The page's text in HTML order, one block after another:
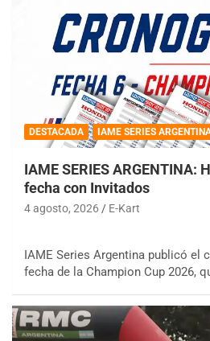
DESTACADA IAME SERIES
IAME SERIES ARGENTINA:
fecha con Invitados
4 agosto, 2026 E-Kart
IAME Series Argentina publicó el
fecha de la Champion Cup 2026,